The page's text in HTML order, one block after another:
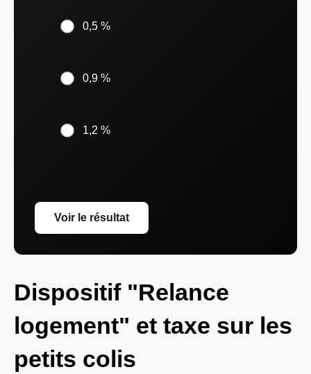
0,5 %
0,9 %
1,2 %
Voir le résultat
Dispositif "Relance
logement" et taxe sur les
petits colis